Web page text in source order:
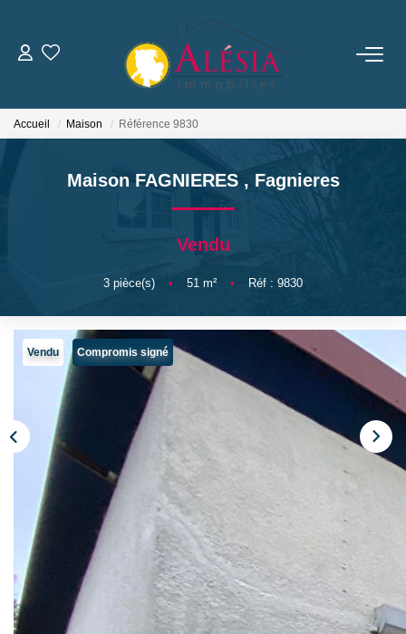
ACHETER
ESTIMER
Qui Sommes Nous
Accueil Maison Référence 9830
Maison FAGNIERES , Fagnieres
Vendu
3 pièce(s) • 51 m² • Réf : 9830
Vendu Compromis signé